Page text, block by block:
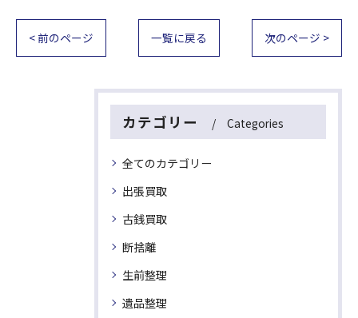
< 前のページ 一覧に戻る 次のページ >
カテゴリー Categories
全てのカテゴリー
出張買取
古銭買取
断捨離
生前整理
遺品整理